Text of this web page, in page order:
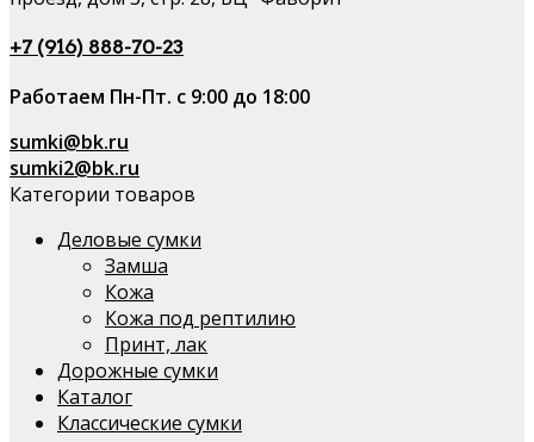
+7 (916) 888-70-23
Работаем Пн-Пт. с 9:00 до 18:00
sumki@bk.ru
sumki2@bk.ru
Категории товаров
Деловые сумки
Замша
Кожа
Кожа под рептилию
Принт, лак
Дорожные сумки
Каталог
Классические сумки